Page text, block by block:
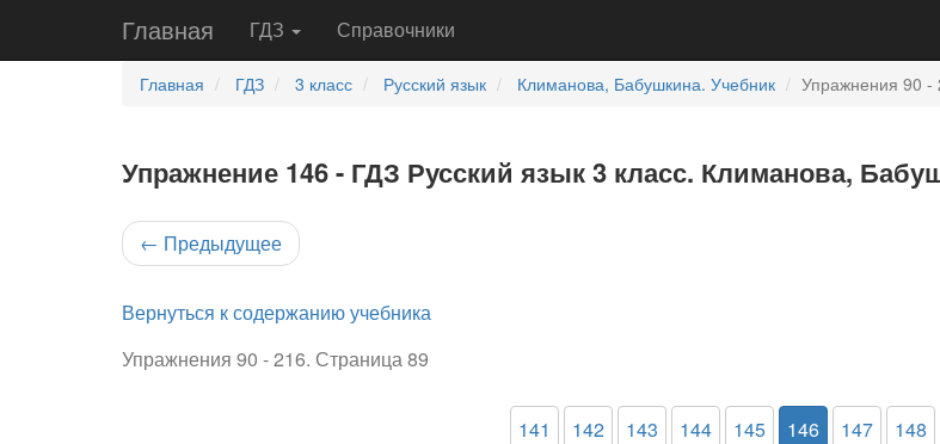
Главная ГДЗ Справочники
Главная ГДЗ 3 класс Русский язык Климанова, Бабушкина. Учебник Упражнения 90 -
Упражнение 146 - ГДЗ Русский язык 3 класс. Климанова,
← Предыдущее
Вернуться к содержанию учебника
Упражнения 90 - 216. Страница 89
141 142 143 144 145 146 147 148